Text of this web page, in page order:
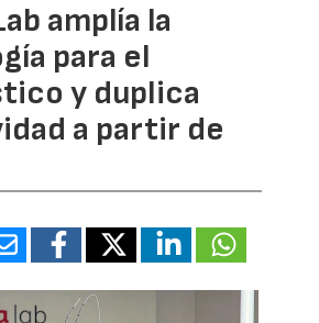
amplía la
para el
y duplica
a partir de